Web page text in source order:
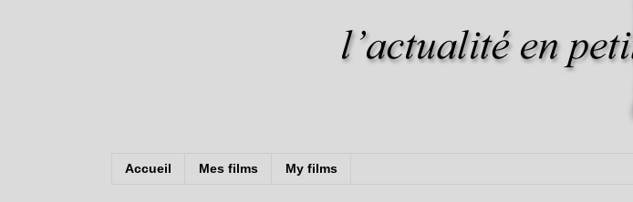
Accueil Mes films My films